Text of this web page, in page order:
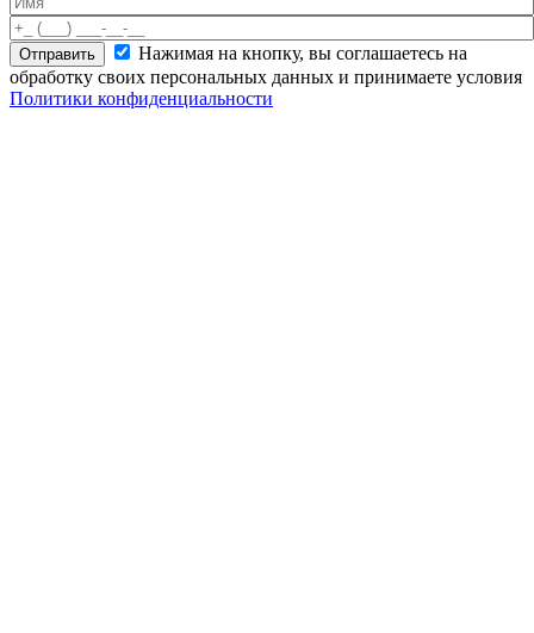
Нажимая на кнопку, вы соглашаетесь на
обработку своих персональных данных и принимаете условия
Политики конфиденциальности